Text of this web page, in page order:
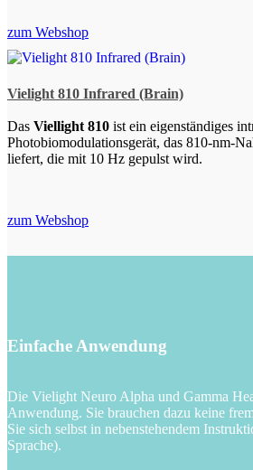
zum Webshop
Vielight 810 Infrared (Brain)
Das Viellight 810 ist ein eigenständiges
Photobiomodulationsgerät, das 810-nm-
liefert, die mit 10 Hz gepulst wird.
zum Webshop
Einfache Anwendung
Die Vielight Neuro Alpha und Gamma
Anwendung. Sie brauchen dazu keine
Sie sich selbst in nebenstehendem
Sprache).